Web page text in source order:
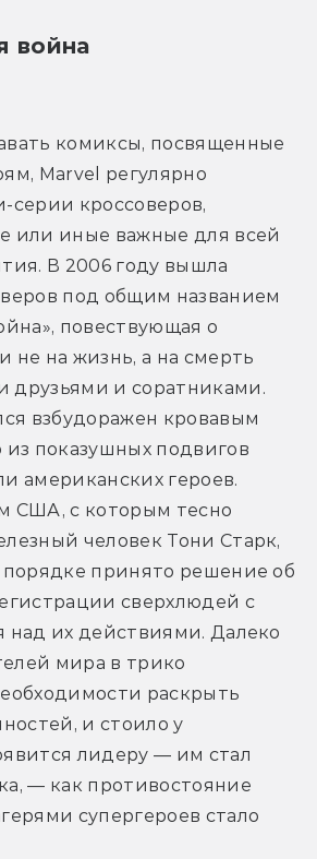
война
комиксы, посвященные
Marvel регулярно
серии кроссоверов,
или иные важные для всей
В 2006 году вышла
под общим названием
повествующая о
не на жизнь, а на смерть
и соратниками.
взбудоражен кровавым
из показушных подвигов
американских героев.
США, с которым тесно
человек Тони Старк,
принято решение об
сверхлюдей с
над их действиями. Далеко
мира в трико
раскрыть
и стоило у
лидеру — им стал
— как противостояние
супергероев стало